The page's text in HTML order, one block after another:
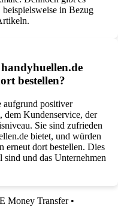
beispielsweise in Bezug
bestellen?
aufgrund positiver
dem Kundenservice, der
Sie sind zufrieden
bietet, und würden
erneut dort bestellen. Dies
und das Unternehmen
Money Transfer•